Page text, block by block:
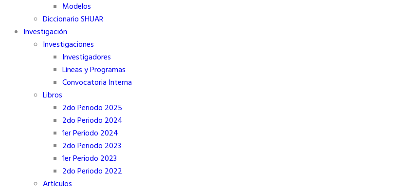
Modelos
Diccionario SHUAR
Investigación
Investigaciones
Investigadores
Líneas y Programas
Convocatoria Interna
Libros
2do Periodo 2025
2do Periodo 2024
1er Periodo 2024
2do Periodo 2023
1er Periodo 2023
2do Periodo 2022
Artículos